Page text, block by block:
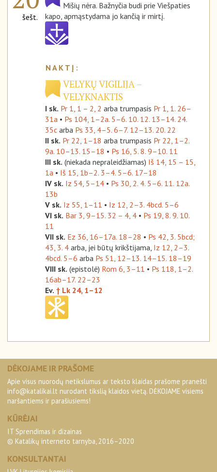
šešt.
Mišių nėra. Bažnyčia budi prie Viešpaties
kapo, apmąstydama jo kančią ir mirtį.
VELYKŲ VIGILIJA –
VELYKNAKTIS
I sk. Pr 1, 1 – 2, 2 arba trumpasis Pr 1, 1. 26–
31a • Ps 104, 1–2a. 5–6. 10. 12. 13–14. 24.
35c arba Ps 33, 4–5. 6–7. 12–13. 20. 22
II sk. Pr 22, 1–18 arba trumpasis Pr 22, 1–2.
9a. 10–13. 15–18 • Ps 16, 5. 8. 9–10. 11
III sk. (niekada nepraleidžiamas) Iš 14, 15 – 15,
1a • Iš 15, 1b–2. 3–4. 5–6. 17–18
IV sk. Iz 54, 5–14 • Ps 30, 2. 4. 5–6. 11. 12a.
13b
V sk. Iz 55, 1–11 • Iz 12, 2–3. 4bcd. 5–6
VI sk. Bar 3, 9–15. 32 – 4, 4 • Ps 19, 8. 9. 10.
11
VII sk. Ez 36, 16–17a. 18–28 • Ps 42, 3. 5bcd;
43, 3. 4 arba, jei būtų krikštijama, Iz 12, 2–3.
4bcd. 5–6 arba Ps 51, 12–13. 14–15. 18–19
VIII sk. (epistolė) Rom 6, 3–11 • Ps 118, 1–2.
16ab–17. 22–23
Ev. † Lk 24, 1–12
DĖKOJAME IR PRAŠOME
Apie visus nuorodų netikslumus ar teksto klaidas prašome pranešti
info@katalikai.lt nurodant tikslią klaidos vietą. DĖKOJAME visiems
naršantiems ir parašiusiems!
KŪRĖJAI
IT Sprendimas ir dizainas
© Katalikų interneto tarnyba, 2016–2020
KONSULTANTAI